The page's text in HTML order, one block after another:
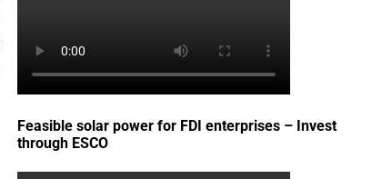
Feasible solar power for FDI enterprises – Invest
through ESCO